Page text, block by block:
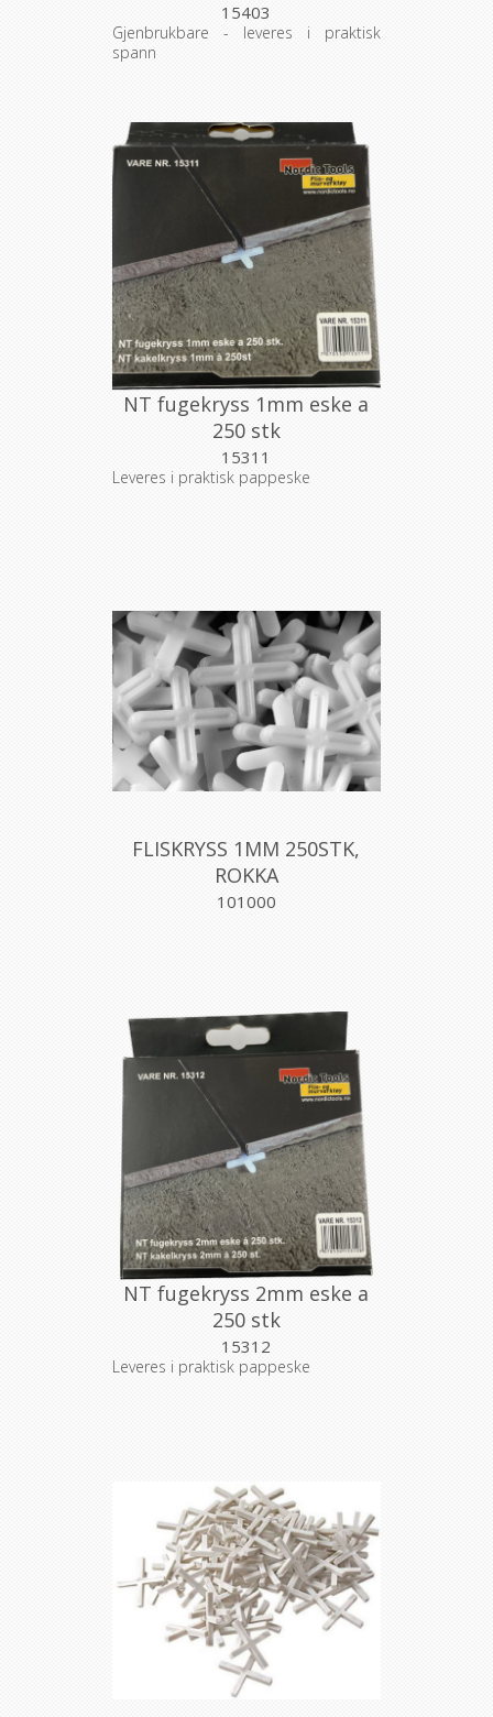
15403
Gjenbrukbare - leveres i praktisk
spann
NT fugekryss 1mm eske a
250 stk
15311
Leveres i praktisk pappeske
FLISKRYSS 1MM 250STK,
ROKKA
101000
NT fugekryss 2mm eske a
250 stk
15312
Leveres i praktisk pappeske